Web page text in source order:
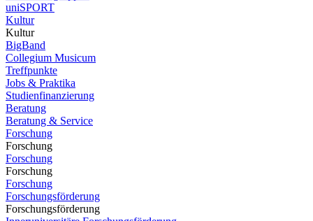
uniSPORT
Kultur
Kultur
BigBand
Collegium Musicum
Treffpunkte
Jobs & Praktika
Studienfinanzierung
Beratung
Beratung & Service
Forschung
Forschung
Forschung
Forschung
Forschung
Forschungsförderung
Forschungsförderung